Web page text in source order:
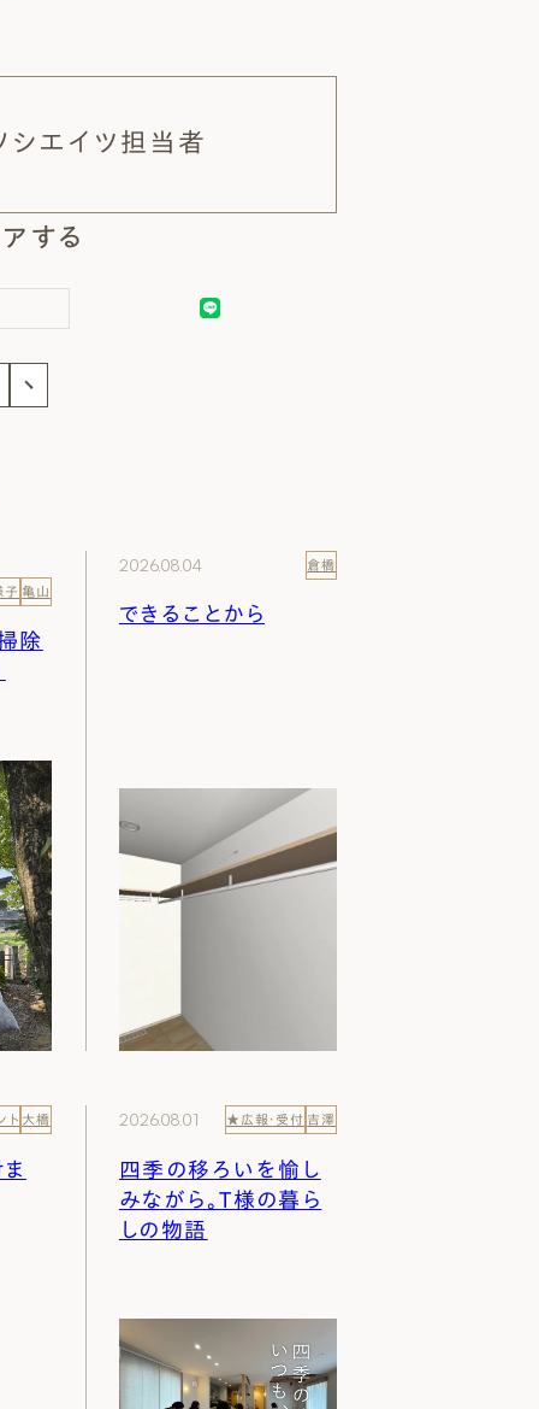
シエイツ担当者
する
子 亀山
除
2026.08.04 倉橋
できることから
ト 大橋 2026.08.01 ★広報・受付 吉澤
四季の移ろいを愉し
みながら。T様の暮ら
しの物語